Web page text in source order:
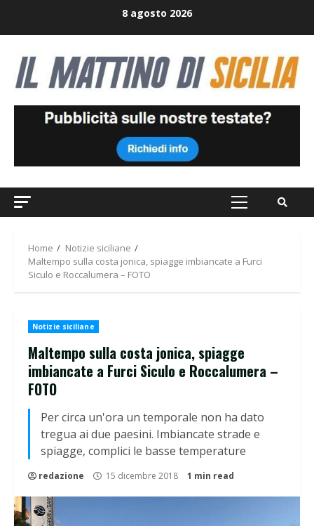
8 agosto 2026
Primary
Home
Notizie siciliane
Maltempo sulla costa jonica, spiagge imbiancate a Furci
Siculo e Roccalumera – FOTO
Notizie siciliane
Maltempo sulla costa jonica, spiagge
imbiancate a Furci Siculo e Roccalumera –
FOTO
Per circa un'ora un temporale non ha dato
tregua ai due paesini. Imbiancate strade e
spiagge, complici le basse temperature
redazione 15 dicembre 2018 1 min read